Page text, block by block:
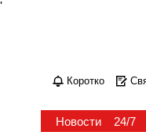
'
Коротко
Новости 24/7